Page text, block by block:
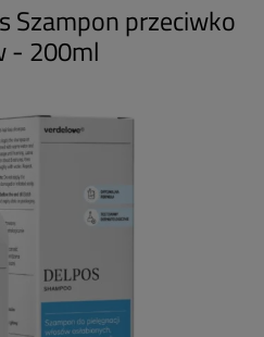
Szampon przeciwko
- 200ml